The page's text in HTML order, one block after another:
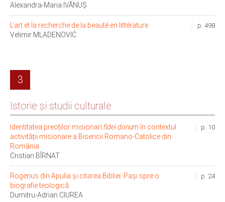
Alexandra-Maria IVĂNUȘ
p. 498
L’art et la recherche de la beauté en littérature
Velimir MLADENOVIĆ
3
Istorie și studii culturale
p. 10
Identitatea preoților misionari fidei donumîn contextul
activității misionare a Bisericii Romano-Catolice din
România
Cristian BÎRNAT
p. 24
Rogerius din Apulia și citarea Bibliei. Pași spre o
biografie teologică
Dumitru-Adrian CIUREA